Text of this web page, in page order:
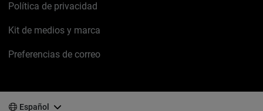
Política de privacidad
Kit de medios y marca
Preferencias de correo
Español